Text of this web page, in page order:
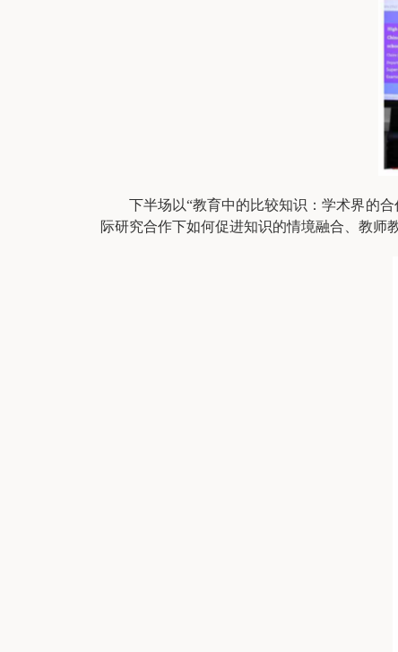
下半场以“教育中的比较知识：学术界的
际研究合作下如何促进知识的情境融合、教师